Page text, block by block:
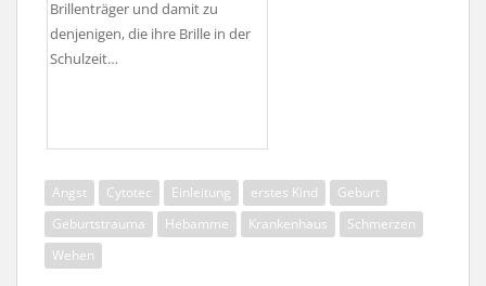
Brillenträger und damit zu
denjenigen, die ihre Brille in der
Schulzeit…
Angst Cytotec Einleitung erstes Kind
Geburt
Geburtstrauma
Hebamme Krankenhaus
Schmerzen
Wehen